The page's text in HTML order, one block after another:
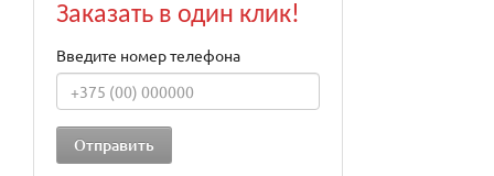
Заказать в один клик!
Введите номер телефона